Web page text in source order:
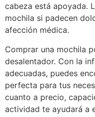
cabeza está apoyada.
mochila si padecen
afección médica.
Comprar una mochila
desalentador. Con la
adecuadas, puedes
perfecta para tus
cuanto a precio,
actividad te ayudará a